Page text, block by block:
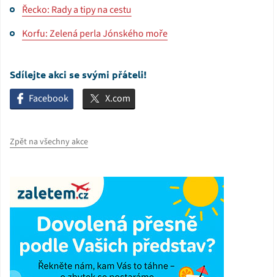
Řecko: Rady a tipy na cestu
Korfu: Zelená perla Jónského moře
Sdílejte akci se svými přáteli!
Facebook X.com
Zpět na všechny akce